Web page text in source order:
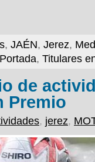
, JAÉN, Jerez,
Portada, Titulares
de
Premio
, jerez,